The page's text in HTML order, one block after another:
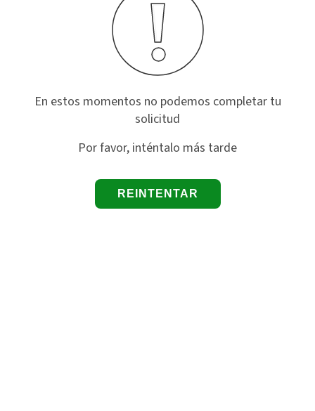
En estos momentos no podemos completar tu
solicitud
Por favor, inténtalo más tarde
REINTENTAR